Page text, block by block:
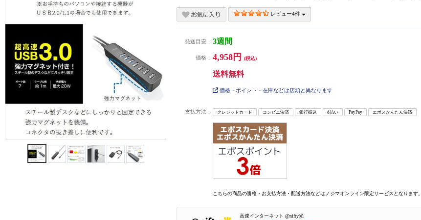
レビュー4件
発送目安： 3週間
価格： 4,958円 (税込)
送料無料
価格・ポイント・在庫などは店頭と異なります
支払方法： クレジットカード コンビニ決済 銀行振込 d払い PayPay エポスかんたん決済
こちらの商品の価格・お支払方法・配送方法などはノジマオンライン限定サービスとなります。
高速インターネット @nifty光